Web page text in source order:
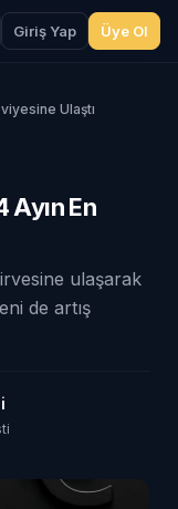
Giriş Yap Üye Ol
Ulaştı
Ayın En
ulaşarak
de artış